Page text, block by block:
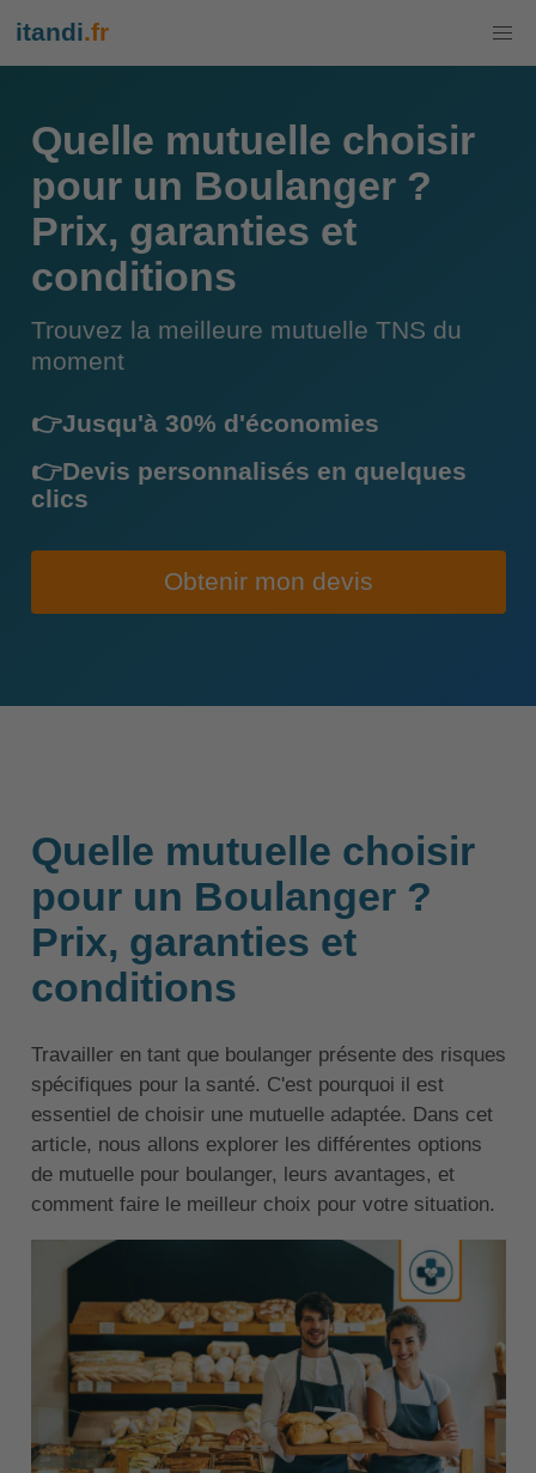
itandi.fr
Quelle mutuelle choisir
pour un Boulanger ?
Prix, garanties et
conditions
Trouvez la meilleure mutuelle TNS du
moment
👉Jusqu'à 30% d'économies
👉Devis personnalisés en quelques
clics
Obtenir mon devis
Quelle mutuelle choisir
pour un Boulanger ?
Prix, garanties et
conditions
Travailler en tant que boulanger présente des risques
spécifiques pour la santé. C'est pourquoi il est
essentiel de choisir une mutuelle adaptée. Dans cet
article, nous allons explorer les différentes options
de mutuelle pour boulanger, leurs avantages, et
comment faire le meilleur choix pour votre situation.